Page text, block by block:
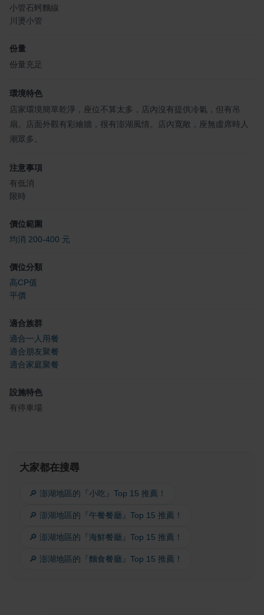
小管石蚵麵線
川燙小管
份量
份量充足
環境特色
店家環境簡單乾淨，座位不算太多，店內沒有提供冷氣，但有吊
扇。店面外觀有彩繪牆，很有澎湖風情。店內寬敞，座無虛席時人
潮眾多。
注意事項
有低消
限時
價位範圍
均消 200-400 元
價位分類
高CP值
平價
適合族群
適合一人用餐
適合朋友聚餐
適合家庭聚餐
設施特色
有停車場
大家都在搜尋
🔎 澎湖地區的『小吃』Top 15 推薦！
🔎 澎湖地區的『午餐餐廳』Top 15 推薦！
🔎 澎湖地區的『海鮮餐廳』Top 15 推薦！
🔎 澎湖地區的『麵食餐廳』Top 15 推薦！